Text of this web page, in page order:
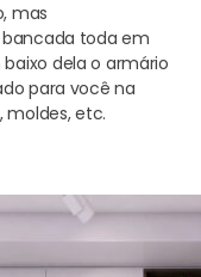
mas
toda em
dela o armário
para você na
moldes, etc.